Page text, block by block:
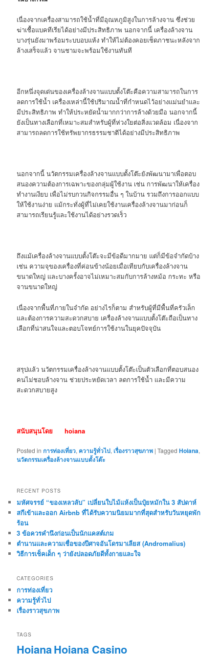
เนื่องจากเครื่องสามารถใช้น้ำที่มีอุณหภูมิสูงในการล้างจาน ซึ่งช่วย
ฆ่าเชื้อแบคทีเรียได้อย่างมีประสิทธิภาพ นอกจากนี้ เครื่องล้างจาน
บางรุ่นยังมาพร้อมระบบอบแห้ง ทำให้ไม่ต้องคอยเช็ดภาชนะหลังจาก
ล้างเสร็จแล้ว จานชามจะพร้อมใช้งานทันที
อีกหนึ่งจุดเด่นของเครื่องล้างจานแบบตั้งโต๊ะคือความสามารถในการ
ลดการใช้น้ำ เครื่องเหล่านี้ใช้ปริมาณน้ำที่กำหนดไว้อย่างแม่นยำและ
มีประสิทธิภาพ ทำให้ประหยัดน้ำมากกว่าการล้างด้วยมือ นอกจากนี้
ยังเป็นทางเลือกที่เหมาะสมสำหรับผู้ที่ห่วงใยต่อสิ่งแวดล้อม เนื่องจาก
สามารถลดการใช้ทรัพยากรธรรมชาติได้อย่างมีประสิทธิภาพ
นอกจากนี้ นวัตกรรมเครื่องล้างจานแบบตั้งโต๊ะยังพัฒนามาเพื่อตอบ
สนองความต้องการเฉพาะของกลุ่มผู้ใช้งาน เช่น การพัฒนาให้เครื่อง
ทำงานเงียบ เพื่อไม่รบกวนกิจกรรมอื่น ๆ ในบ้าน รวมถึงการออกแบบ
ให้ใช้งานง่าย แม้กระทั่งผู้ที่ไม่เคยใช้งานเครื่องล้างจานมาก่อนก็
สามารถเรียนรู้และใช้งานได้อย่างรวดเร็ว
ถึงแม้เครื่องล้างจานแบบตั้งโต๊ะจะมีข้อดีมากมาย แต่ก็มีข้อจำกัดบ้าง
เช่น ความจุของเครื่องที่ค่อนข้างน้อยเมื่อเทียบกับเครื่องล้างจาน
ขนาดใหญ่ และบางครั้งอาจไม่เหมาะสมกับการล้างหม้อ กระทะ หรือ
จานขนาดใหญ่
เนื่องจากพื้นที่ภายในจำกัด อย่างไรก็ตาม สำหรับผู้ที่มีพื้นที่ครัวเล็ก
และต้องการความสะดวกสบาย เครื่องล้างจานแบบตั้งโต๊ะถือเป็นทาง
เลือกที่น่าสนใจและตอบโจทย์การใช้งานในยุคปัจจุบัน
สรุปแล้ว นวัตกรรมเครื่องล้างจานแบบตั้งโต๊ะเป็นตัวเลือกที่ตอบสนอง
คนไม่ชอบล้างจาน ช่วยประหยัดเวลา ลดการใช้น้ำ และมีความ
สะดวกสบายสูง
สนับสนุนโดยhoiana
Posted in การท่องเที่ยว, ความรู้ทั่วไป, เรื่องราวสุขภาพ |Tagged Hoiana,
นวัตกรรมเครื่องล้างจานแบบตั้งโต๊ะ
RECENT POSTS
มหัศจรรย์ “ของเหลวลับ” เปลี่ยนใบไม้แห้งเป็นปุ๋ยหมักใน 3 สัปดาห์
สกีเข้าและออก Airbnb ที่ได้รับความนิยมมากที่สุดสำหรับวันหยุดพัก
ร้อน
3 ข้อควรคำนึงก่อนเป็นนักแคสต์เกม
ตำนานและความเชื่อของปีศาจอันโดรมาเลียส (Andromalius)
วิธีการเช็คเด็ก ๆ ว่ายังปลอดภัยดีทั้งกายและใจ
CATEGORIES
การท่องเที่ยว
ความรู้ทั่วไป
เรื่องราวสุขภาพ
TAGS
HoianaHoiana Casino